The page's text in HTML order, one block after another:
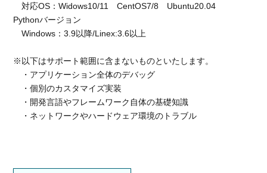
対応OS：Widows10/11 CentOS7/8 Ubuntu20.04
Pythonバージョン
Windows：3.9以降/Linex:3.6以上
※以下はサポート範囲に含まないものといたします。
・アプリケーション全体のデバッグ
・個別のカスタマイズ実装
・開発言語やフレームワーク自体の基礎知識
・ネットワークやハードウェア環境のトラブル